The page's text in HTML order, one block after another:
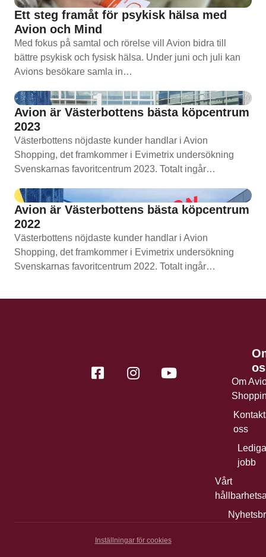
Ett steg framåt för psykisk hälsa med
Avion och Mind
Med fokus på samtal och rörelse vill Avion bidra till
bättre psykisk och fysisk hälsa. Under juni och juli kan
Avions besökare samla in…
Avion är Västerbottens bästa köpcentrum
2023
Västerbottens nöjdaste kunder handlar i Avion
Shopping, det framkommer i Evimetrix undersökning
Svenskarnas favoritcentrum 2023. Totalt ingår…
Avion är Västerbottens bästa köpcentrum
2022
Västerbottens nöjdaste kunder handlar i Avion
Shopping, det framkommer i Evimetrix undersökning
Svenskarnas favoritcentrum 2022. Totalt ingår…
Om
oss
Lediga
jobb
Vårt
Inställningar för cookies